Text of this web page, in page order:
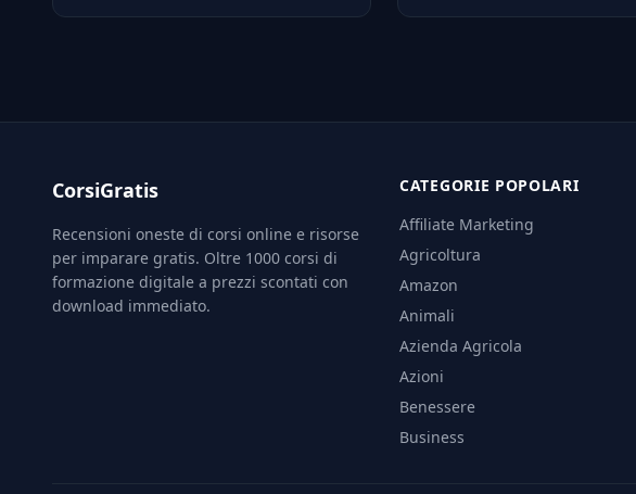
CorsiGratis
Recensioni oneste di corsi online e risorse
per imparare gratis. Oltre 1000 corsi di
formazione digitale a prezzi scontati con
download immediato.
CATEGORIE POPOLARI
Affiliate Marketing
Agricoltura
Amazon
Animali
Azienda Agricola
Azioni
Benessere
Business